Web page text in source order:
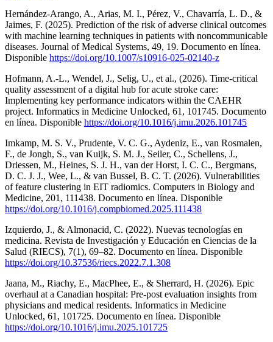
Hernández-Arango, A., Arias, M. I., Pérez, V., Chavarría, L. D., &
Jaimes, F. (2025). Prediction of the risk of adverse clinical outcomes
with machine learning techniques in patients with noncommunicable
diseases. Journal of Medical Systems, 49, 19. Documento en línea.
Disponible https://doi.org/10.1007/s10916-025-02140-z
Hofmann, A.-L., Wendel, J., Selig, U., et al., (2026). Time-critical
quality assessment of a digital hub for acute stroke care:
Implementing key performance indicators within the CAEHR
project. Informatics in Medicine Unlocked, 61, 101745. Documento
en línea. Disponible https://doi.org/10.1016/j.imu.2026.101745
Imkamp, M. S. V., Prudente, V. C. G., Aydeniz, E., van Rosmalen,
F., de Jongh, S., van Kuijk, S. M. J., Seiler, C., Schellens, J.,
Driessen, M., Heines, S. J. H., van der Horst, I. C. C., Bergmans,
D. C. J. J., Wee, L., & van Bussel, B. C. T. (2026). Vulnerabilities
of feature clustering in EIT radiomics. Computers in Biology and
Medicine, 201, 111438. Documento en línea. Disponible
https://doi.org/10.1016/j.compbiomed.2025.111438
Izquierdo, J., & Almonacid, C. (2022). Nuevas tecnologías en
medicina. Revista de Investigación y Educación en Ciencias de la
Salud (RIECS), 7(1), 69–82. Documento en línea. Disponible
https://doi.org/10.37536/riecs.2022.7.1.308
Jaana, M., Riachy, E., MacPhee, E., & Sherrard, H. (2026). Epic
overhaul at a Canadian hospital: Pre-post evaluation insights from
physicians and medical residents. Informatics in Medicine
Unlocked, 61, 101725. Documento en línea. Disponible
https://doi.org/10.1016/j.imu.2025.101725